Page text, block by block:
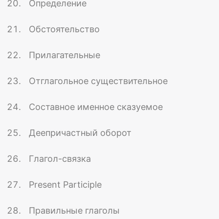
Определение
Обстоятельство
Прилагательные
Отглагольное существительное
Составное именное сказуемое
Деепричастный оборот
Глагол-связка
Present Participle
Правильные глаголы